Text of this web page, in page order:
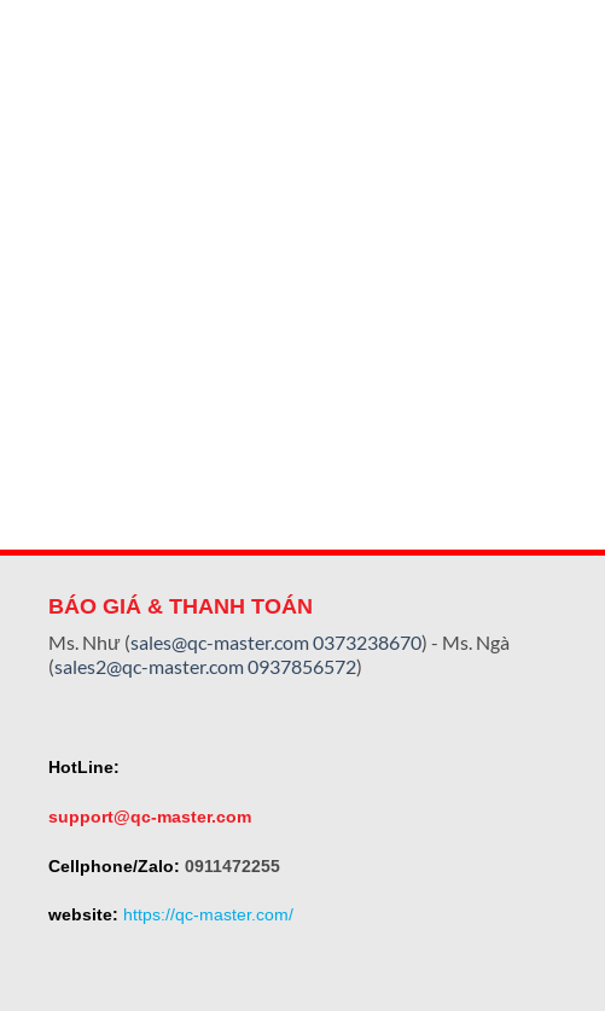
BÁO GIÁ & THANH TOÁN
Ms. Như (sales@qc-master.com0373238670) - Ms. Ngà
(sales2@qc-master.com0937856572)
HotLine:
support@qc-master.com
Cellphone/Zalo: 0911472255
website: https://qc-master.com/